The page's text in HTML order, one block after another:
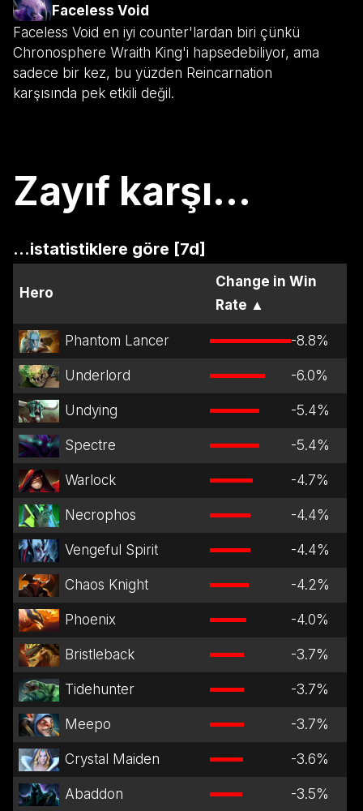
Faceless Void
Faceless Void en iyi counter'lardan biri çünkü
Chronosphere Wraith King'i hapsedebiliyor, ama
sadece bir kez, bu yüzden Reincarnation
karşısında pek etkili değil.
Zayıf karşı...
...istatistiklere göre [7d]
Hero
Change in Win
Rate ▲
Phantom Lancer -8.8%
Underlord -6.0%
Undying -5.4%
Spectre -5.4%
Warlock -4.7%
Necrophos -4.4%
Vengeful Spirit -4.4%
Chaos Knight -4.2%
Phoenix -4.0%
Bristleback -3.7%
Tidehunter -3.7%
Meepo -3.7%
Crystal Maiden -3.6%
Abaddon -3.5%